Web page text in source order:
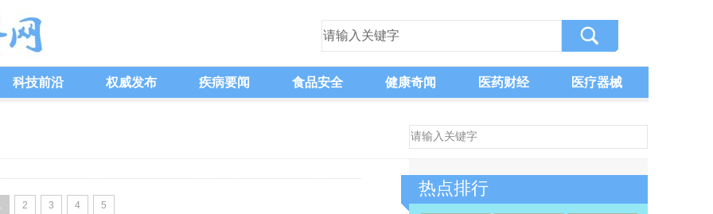
科技前沿 权威发布 疾病要闻 食品安全 健康奇闻 医药财经 医疗器械
2 3 4 5
热点排行